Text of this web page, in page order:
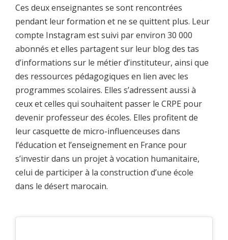
Ces deux enseignantes se sont rencontrées
pendant leur formation et ne se quittent plus. Leur
compte Instagram est suivi par environ 30 000
abonnés et elles partagent sur leur blog des tas
d’informations sur le métier d’instituteur, ainsi que
des ressources pédagogiques en lien avec les
programmes scolaires. Elles s’adressent aussi à
ceux et celles qui souhaitent passer le CRPE pour
devenir professeur des écoles. Elles profitent de
leur casquette de micro-influenceuses dans
l’éducation et l’enseignement en France pour
s’investir dans un projet à vocation humanitaire,
celui de participer à la construction d’une école
dans le désert marocain.